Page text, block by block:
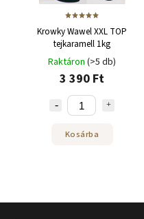
Krowky Wawel XXL TOP
tejkaramell 1kg
Raktáron (>5 db)
3 390 Ft
Kosárba